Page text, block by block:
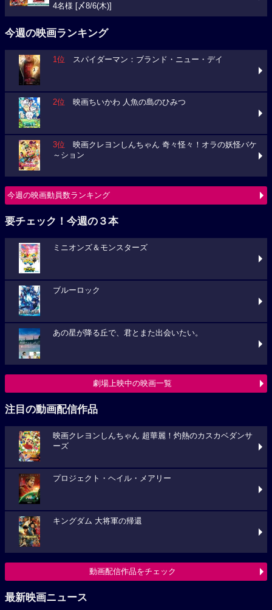
4名様 [〆8/6(木)]
今週の映画ランキング
1位 スパイダーマン：ブランド・ニュー・デイ
2位 映画ちいかわ 人魚の島のひみつ
3位 映画クレヨンしんちゃん 奇々怪々！オラの妖怪バケ
～ション
今週の映画動員数ランキング
要チェック！今週の３本
ミニオンズ＆モンスターズ
ブルーロック
あの星が降る丘で、君とまた出会いたい。
劇場上映中の映画一覧
注目の動画配信作品
映画クレヨンしんちゃん 超華麗！灼熱のカスカベダンサ
ーズ
プロジェクト・ヘイル・メアリー
キングダム 大将軍の帰還
動画配信作品をチェック
最新映画ニュース